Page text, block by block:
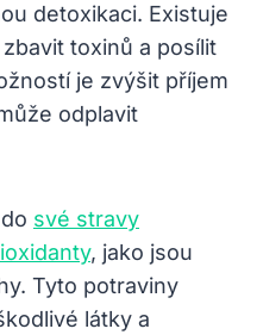
detoxikaci. Existuje
toxinů a posílit
je zvýšit příjem
odplavit
své stravy
, jako jsou
Tyto potraviny
látky a